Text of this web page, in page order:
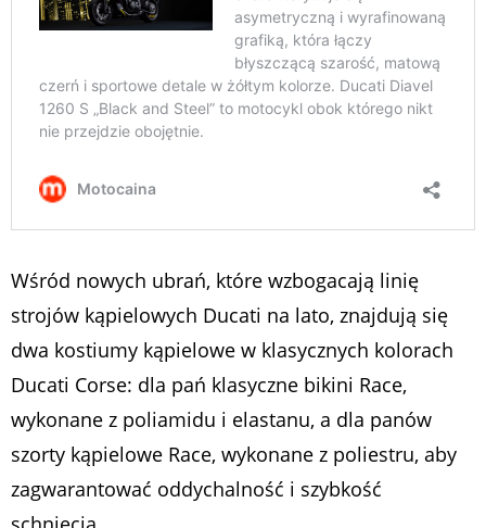
Wśród nowych ubrań, które wzbogacają linię
strojów kąpielowych Ducati na lato, znajdują się
dwa kostiumy kąpielowe w klasycznych kolorach
Ducati Corse: dla pań klasyczne bikini Race,
wykonane z poliamidu i elastanu, a dla panów
szorty kąpielowe Race, wykonane z poliestru, aby
zagwarantować oddychalność i szybkość